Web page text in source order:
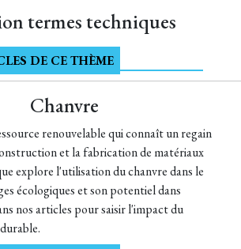
termes techniques
DE CE THÈME
Chanvre
renouvelable qui connaît un regain
et la fabrication de matériaux
explore l'utilisation du chanvre dans le
écologiques et son potentiel dans
nos articles pour saisir l'impact du